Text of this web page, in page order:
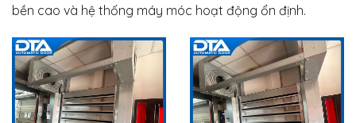
bền cao và hệ thống máy móc hoạt động ổn định.